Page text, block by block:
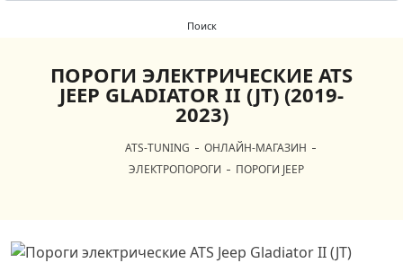
ПОРОГИ ЭЛЕКТРИЧЕСКИЕ ATS
JEEP GLADIATOR II (JT) (2019-
2023)
ATS-TUNING
ОНЛАЙН-МАГАЗИН
ЭЛЕКТРОПОРОГИ
ПОРОГИ JEEP